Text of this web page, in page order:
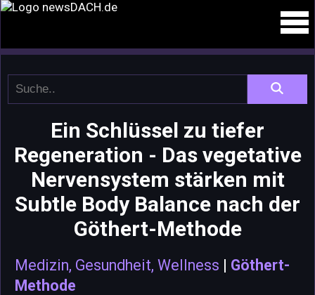
Ein Schlüssel zu tiefer
Regeneration - Das vegetative
Nervensystem stärken mit
Subtle Body Balance nach der
Göthert-Methode
Medizin, Gesundheit, Wellness | Göthert-
Methode